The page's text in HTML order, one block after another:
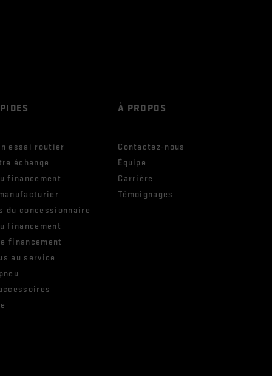
essai routier
échange
financement
du concessionnaire
financement
financement
au service
À PROPOS
Contactez-nous
Équipe
Carrière
Témoignages